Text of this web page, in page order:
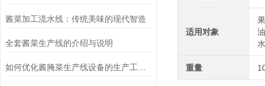
酱菜加工流水线：传统美味的现代智造
全套酱菜生产线的介绍与说明
适用对象
重量